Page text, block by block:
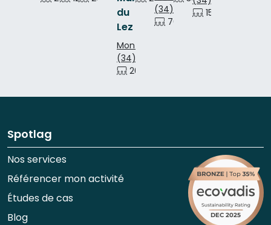
du
Lez
Montpellier
(34)
200 p.
(34)
70 p.
150 p.
Spotlag
Nos services
Référencer mon activité
Études de cas
Blog